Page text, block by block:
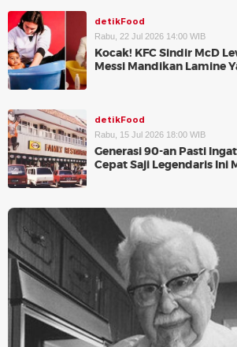
detikFood
Rabu, 22 Jul 2026 14:00 WIB
Kocak! KFC Sindir McD
Messi Mandikan Lamine
detikFood
Rabu, 15 Jul 2026 18:00 WIB
Generasi 90-an Pasti
Cepat Saji Legendaris Ini